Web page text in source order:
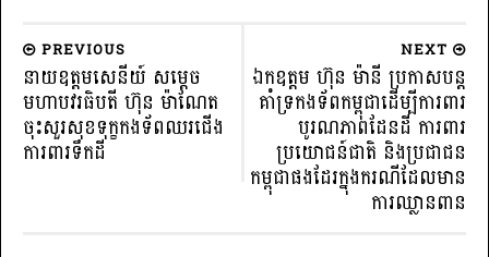
NEXT
ឯកឧត្តម ហ៊ុន ម៉ានី ប្រកាសបន្ត
គាំទ្រកងទ័ពកម្ពុជាដើម្បីការពារ
បូរណភាពដែនដី ការពារ
ប្រយោជន៍ជាតិ និងប្រជាជន
កម្ពុជាផងដែរក្នុងករណីដែលមាន
ការឈ្លានពាន
PREVIOUS
នាយឧត្តមសេនីយ៍ សម្តេច
មហាបវរធិបតី ហ៊ុន ម៉ាណែត
ចុះសួរសុខទុក្ខកងទ័ពឈរជើង
ការពារទឹកដី